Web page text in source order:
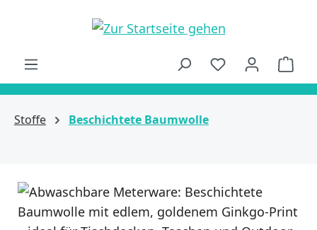
Stoffe Beschichtete Baumwolle
Bildergalerie überspringen